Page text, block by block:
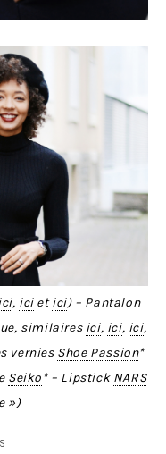
, icietici) – Pantalon
similaires ici, ici, ici,
vernies Shoe Passion*
Seiko * – Lipstick NARS
»)